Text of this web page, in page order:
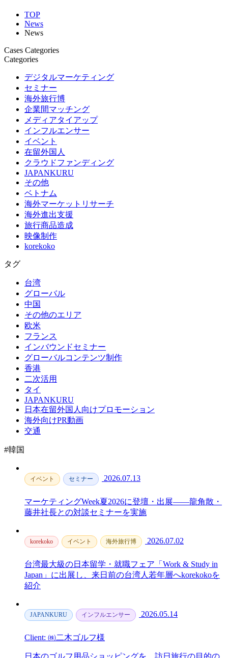
TOP
News
News
Cases Categories
Categories
デジタルマーケティング
セミナー
海外旅行博
企業間マッチング
メディアタイアップ
インフルエンサー
イベント
在留外国人
クラウドファンディング
JAPANKURU
その他
ベトナム
海外マーケットリサーチ
海外進出支援
旅行商品造成
映像制作
korekoko
タグ
台湾
グローバル
中国
その他のエリア
欧米
フランス
インバウンドセミナー
グローバルコンテンツ制作
香港
二次活用
タイ
JAPANKURU
日本在留外国人向けプロモーション
海外向けPR動画
交通
#韓国
イベント セミナー 2026.07.13
マーケティングWeek夏2026に登壇・出展——龍角散・
藤井社長との対談セミナーを実施
korekoko イベント 海外旅行博 2026.07.02
台湾最大級の日本留学・就職フェア「Work & Study in
Japan」に出展し、来日前の台湾人若年層へkorekokoを
紹介
JAPANKURU インフルエンサー 2026.05.14
Client: ㈱二木ゴルフ様
日本のゴルフ用品ショッピングを、訪日旅行の目的の